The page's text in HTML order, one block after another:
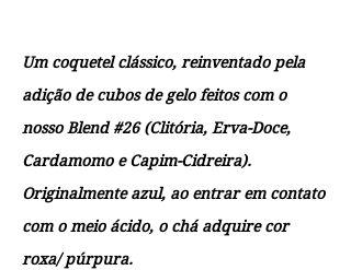
Um coquetel clássico, reinventado pela
adição de cubos de gelo feitos com o
nosso Blend #26 (Clitória, Erva-Doce,
Cardamomo e Capim-Cidreira).
Originalmente azul, ao entrar em contato
com o meio ácido, o chá adquire cor
roxa/ púrpura.